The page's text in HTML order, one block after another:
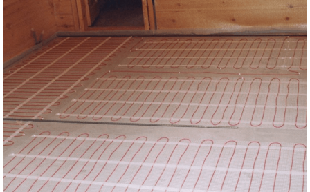
Υποστήριξης θέρμανσης & Zεστού Nερού